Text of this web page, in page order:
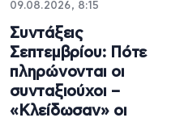
09.08.2026, 8:15
Συντάξεις
Σεπτεμβρίου: Πότε
πληρώνονται οι
συνταξιούχοι –
«Κλείδωσαν» οι